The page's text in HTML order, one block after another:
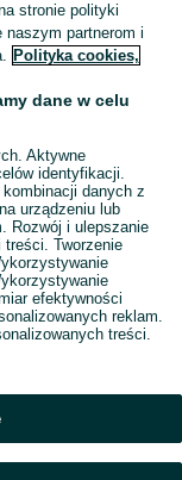
tak...
stronie polityki
naszym partnerom i
Polityka cookies,
dane w celu
Aktywne
identyfikacji.
danych z
urządzeniu lub
Rozwój i ulepszanie
treści. Tworzenie
efektywności
reklam.
treści.